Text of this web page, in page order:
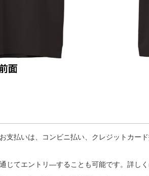
支払いは、コンビニ払い、クレジットカー
じてエントリ―することも可能です。詳し